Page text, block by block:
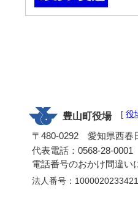
豊山町役場 [ 役
〒480-0292 愛知県西春
代表電話：0568-28-
電話番号のおかけ間違い
法人番号：1000020233421